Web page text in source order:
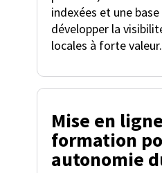
indexées et une
développer la
locales à forte valeur.
Mise en
formation
autonomie